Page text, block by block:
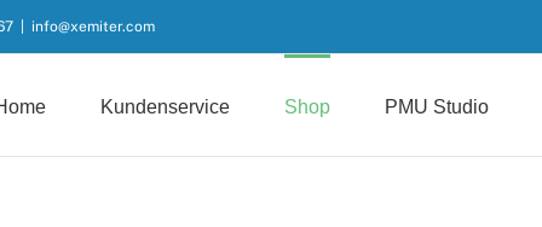
info@xemiter.com
Kundenservice Shop PMU Studio